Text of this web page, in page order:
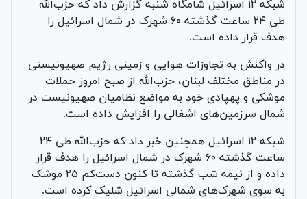
شبکه ۱۲ اسرائیل شامگاه شنبه گزارش داد که حزب‌الله
طی ۲۴ ساعت گذشته ۶۰ شهرک در شمال اسرائیل را
هدف قرار داده است.
در واکنش به تجاوزات هوایی و زمینی رژیم صهیونیستی
در مناطق مختلف لبنان، حزب‌الله از صبح امروز حملات
موشکی و پهپادی خود به مواضع نظامیان صهیونیست در
شمال سرزمین‌های اشغالی را افزایش داده است.
شبکه ۱۲ اسرائیل همچنین خبر داد که حزب‌الله طی ۲۴
ساعت گذشته ۶۰ شهرک در شمال اسرائیل را هدف قرار
داده و از نیمه شب گذشته تا کنون دست‌کم ۲۵ موشک
به سوی شهرک‌های شمالی اسرائیل شلیک کرده است.